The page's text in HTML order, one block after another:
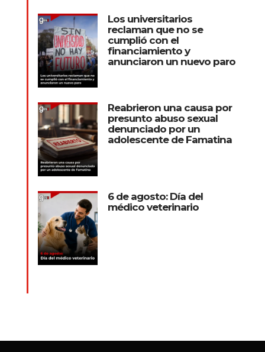
Los universitarios
reclaman que no se
cumplió con el
financiamiento y
anunciaron un nuevo paro
Reabrieron una causa por
presunto abuso sexual
denunciado por un
adolescente de Famatina
6 de agosto: Día del
médico veterinario